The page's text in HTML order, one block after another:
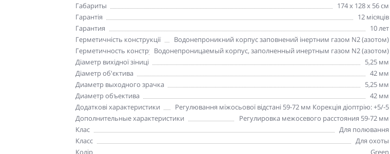
Габариты
174 x 128 x 56 см
Гарантія
12 місяців
Гарантия
10 лет
Герметичність конструкції
Водонепроникний корпус заповнений інертним газом N2 (азотом)
Герметичность конструкцииВодонепроницаемый корпус, заполненный инертным газом N2 (азотом)
Діаметр вихідної зіниці
5,25 мм
Діаметр об'єктива
42 мм
Диаметр выходного зрачка
5,25 мм
Диаметр объектива
42 мм
Додаткові характеристики
Регулювання міжосьової відстані 59-72 мм Корекція діоптрію: +5/-5
Дополнительные характеристики
Регулировка межосевого расстояния 59-72 мм
Клас
Для полювання
Класс
Для охоты
Колір
Green